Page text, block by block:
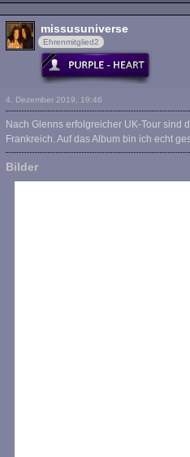
missusuniverse
Ehrenmitglied2
4. Dezember 2019, 19:46
Nach Glenns erfolgreicher UK-Tour sind
Frankreich. Auf das Album bin ich echt
Bilder